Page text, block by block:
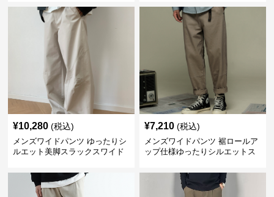
¥10,280 (税込)
メンズワイドパンツ ゆったりシ
ルエット美脚スラックスワイド
¥7,210 (税込)
メンズワイドパンツ 裾ロールア
ップ仕様ゆったりシルエットス